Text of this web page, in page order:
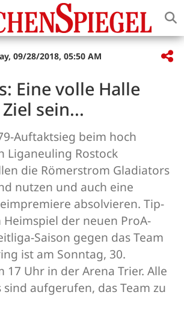
09/28/2018, 05:50 AM
Eine volle Halle
sein...
Auftaktsieg beim hoch
Liganeuling Rostock
die Römerstrom Gladiators
nutzen und auch eine
absolvieren. Tip-
der neuen ProA-
Saison gegen das Team
ist am Sonntag, 30.
17 Uhr in der Arena Trier. Alle
sind aufgerufen, das Team zu